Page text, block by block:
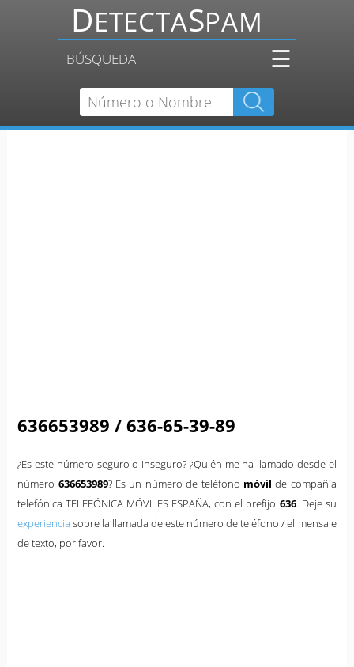
BÚSQUEDA ☰
636653989 / 636-65-39-89
¿Es este número seguro o inseguro? ¿Quién me ha llamado desde el
número 636653989? Es un número de teléfono móvil de compañía
telefónica TELEFÓNICA MÓVILES ESPAÑA, con el prefijo 636. Deje su
experiencia sobre la llamada de este número de teléfono / el mensaje
de texto, por favor.